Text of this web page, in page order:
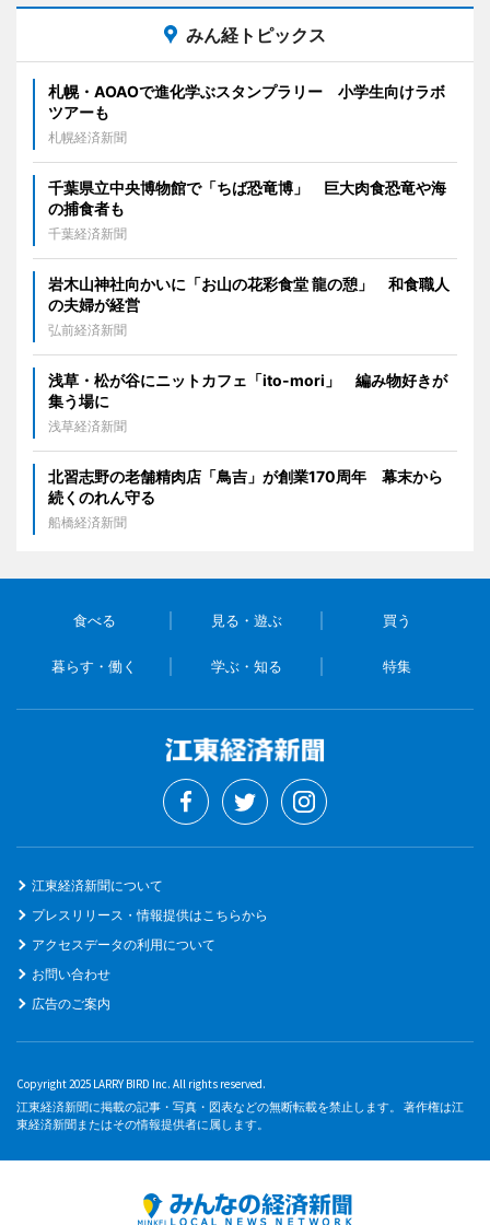
みん経トピックス
札幌・AOAOで進化学ぶスタンプラリー 小学生向けラボ
ツアーも
札幌経済新聞
千葉県立中央博物館で「ちば恐竜博」 巨大肉食恐竜や海
の捕食者も
千葉経済新聞
岩木山神社向かいに「お山の花彩食堂 龍の憩」 和食職人
の夫婦が経営
弘前経済新聞
浅草・松が谷にニットカフェ「ito-mori」 編み物好きが
集う場に
浅草経済新聞
北習志野の老舗精肉店「鳥吉」が創業170周年 幕末から
続くのれん守る
船橋経済新聞
食べる 見る・遊ぶ 買う
暮らす・働く 学ぶ・知る 特集
江東経済新聞について
プレスリリース・情報提供はこちらから
アクセスデータの利用について
お問い合わせ
広告のご案内
Copyright 2025 LARRY BIRD Inc. All rights reserved.
江東経済新聞に掲載の記事・写真・図表などの無断転載を禁止します。 著作権は江
東経済新聞またはその情報提供者に属します。